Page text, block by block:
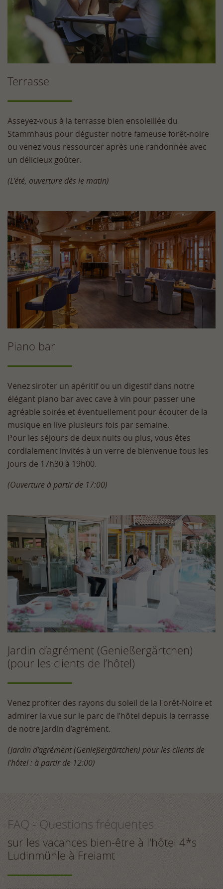
Terrasse
Asseyez-vous à la terrasse bien ensoleillée du
Stammhaus pour déguster notre fameuse forêt-noire
ou venez vous ressourcer après une randonnée avec
un délicieux goûter.
(L’été, ouverture dès le matin)
Piano bar
Venez siroter un apéritif ou un digestif dans notre
élégant piano bar avec cave à vin pour passer une
agréable soirée et éventuellement pour écouter de la
musique en live plusieurs fois par semaine.
Pour les séjours de deux nuits ou plus, vous êtes
cordialement invités à un verre de bienvenue tous les
jours de 17h30 à 19h00.
(Ouverture à partir de 17:00)
Jardin d’agrément (Genießergärtchen)
(pour les clients de l’hôtel)
Venez profiter des rayons du soleil de la Forêt-Noire et
admirer la vue sur le parc de l’hôtel depuis la terrasse
de notre jardin d’agrément.
(Jardin d’agrément (Genießergärtchen) pour les clients de
l’hôtel : à partir de 12:00)
FAQ - Questions fréquentes
sur les vacances bien-être à l'hôtel 4*s
Ludinmühle à Freiamt